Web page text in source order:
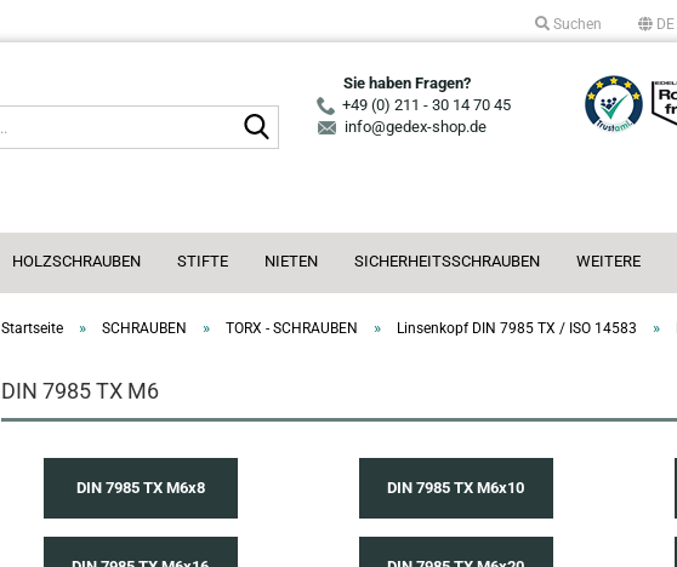
Suchen DE
Suche...
Sie haben Fragen?
+49 (0) 211 - 30 14 70 45
info@gedex-shop.de
HOLZSCHRAUBEN STIFTE NIETEN SICHERHEITSSCHRAUBEN WEITERE
Startseite » SCHRAUBEN » TORX - SCHRAUBEN » Linsenkopf DIN 7985 TX / ISO 14583 »
DIN 7985 TX M6
DIN 7985 TX M6x8 DIN 7985 TX M6x10